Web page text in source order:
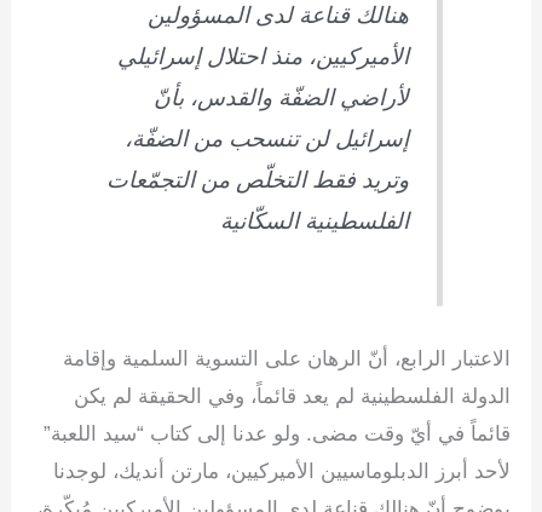
هنالك قناعة لدى المسؤولين
الأميركيين، منذ احتلال إسرائيلي
لأراضي الضفّة والقدس، بأنّ
إسرائيل لن تنسحب من الضفّة،
وتريد فقط التخلّص من التجمّعات
الفلسطينية السكّانية
الاعتبار الرابع، أنّ الرهان على التسوية السلمية وإقامة
الدولة الفلسطينية لم يعد قائماً، وفي الحقيقة لم يكن
قائماً في أيّ وقت مضى. ولو عدنا إلى كتاب “سيد اللعبة”
لأحد أبرز الدبلوماسيين الأميركيين، مارتن أنديك، لوجدنا